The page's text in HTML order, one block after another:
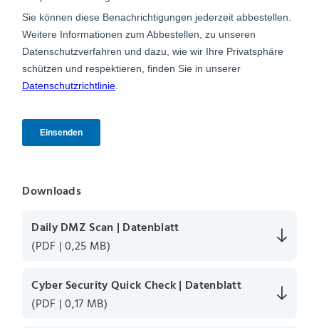
Downloads
Daily DMZ Scan | Datenblatt
(PDF | 0,25 MB)
Cyber Security Quick Check | Datenblatt
(PDF | 0,17 MB)